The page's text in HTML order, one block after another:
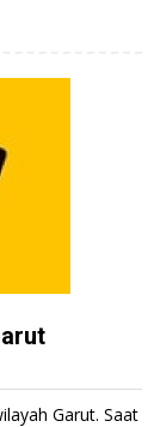
Garut. Saat